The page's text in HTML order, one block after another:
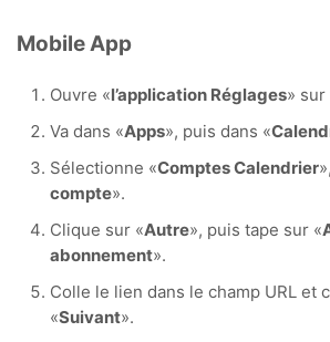
Mobile App
Ouvre «l’application Réglages»
Va dans «Apps», puis dans «
Sélectionne «Comptes Calendrier
compte».
Clique sur «Autre», puis tape sur «
abonnement».
Colle le lien dans le champ URL et
«Suivant».